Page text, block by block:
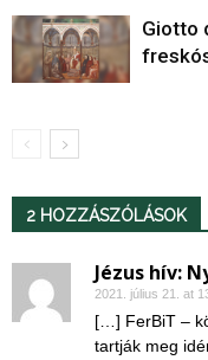
Giotto
2 HOZZÁSZÓLÁSOK
Jézus hív:
2021. július 21. at
[…] FerBiT –
tartják meg